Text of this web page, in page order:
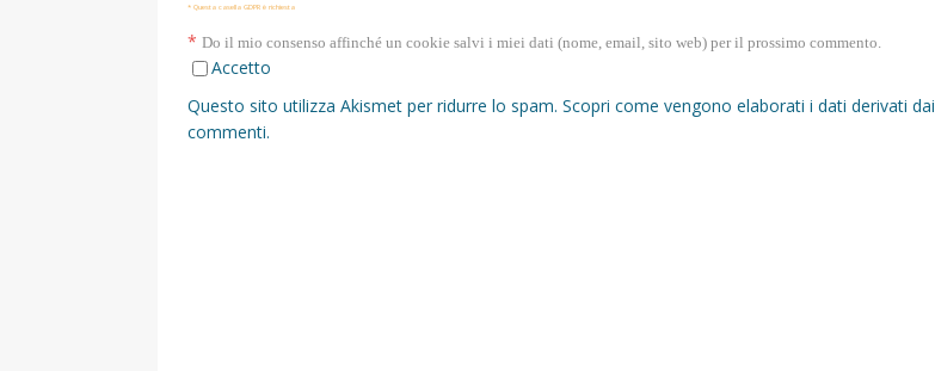
* Questa casella GDPR è richiesta
* Do il mio consenso affinché un cookie salvi i miei dati (nome, email, sito web) per il prossimo commento.
Accetto
Questo sito utilizza Akismet per ridurre lo spam. Scopri come vengono elaborati i dati derivati dai
commenti.